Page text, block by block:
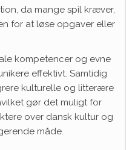
da mange spil kræver,
for at løse opgaver eller
kompetencer og evne
effektivt. Samtidig
kulturelle og litterære
gør det muligt for
over dansk kultur og
måde.